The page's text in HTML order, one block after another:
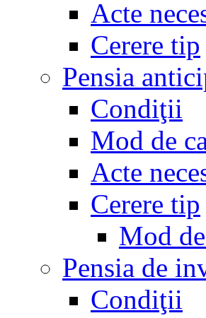
Acte
Cerere tip
Pensia
Condiţii
Mod de
Acte
Cerere tip
Mod
Pensia de
Condiţii